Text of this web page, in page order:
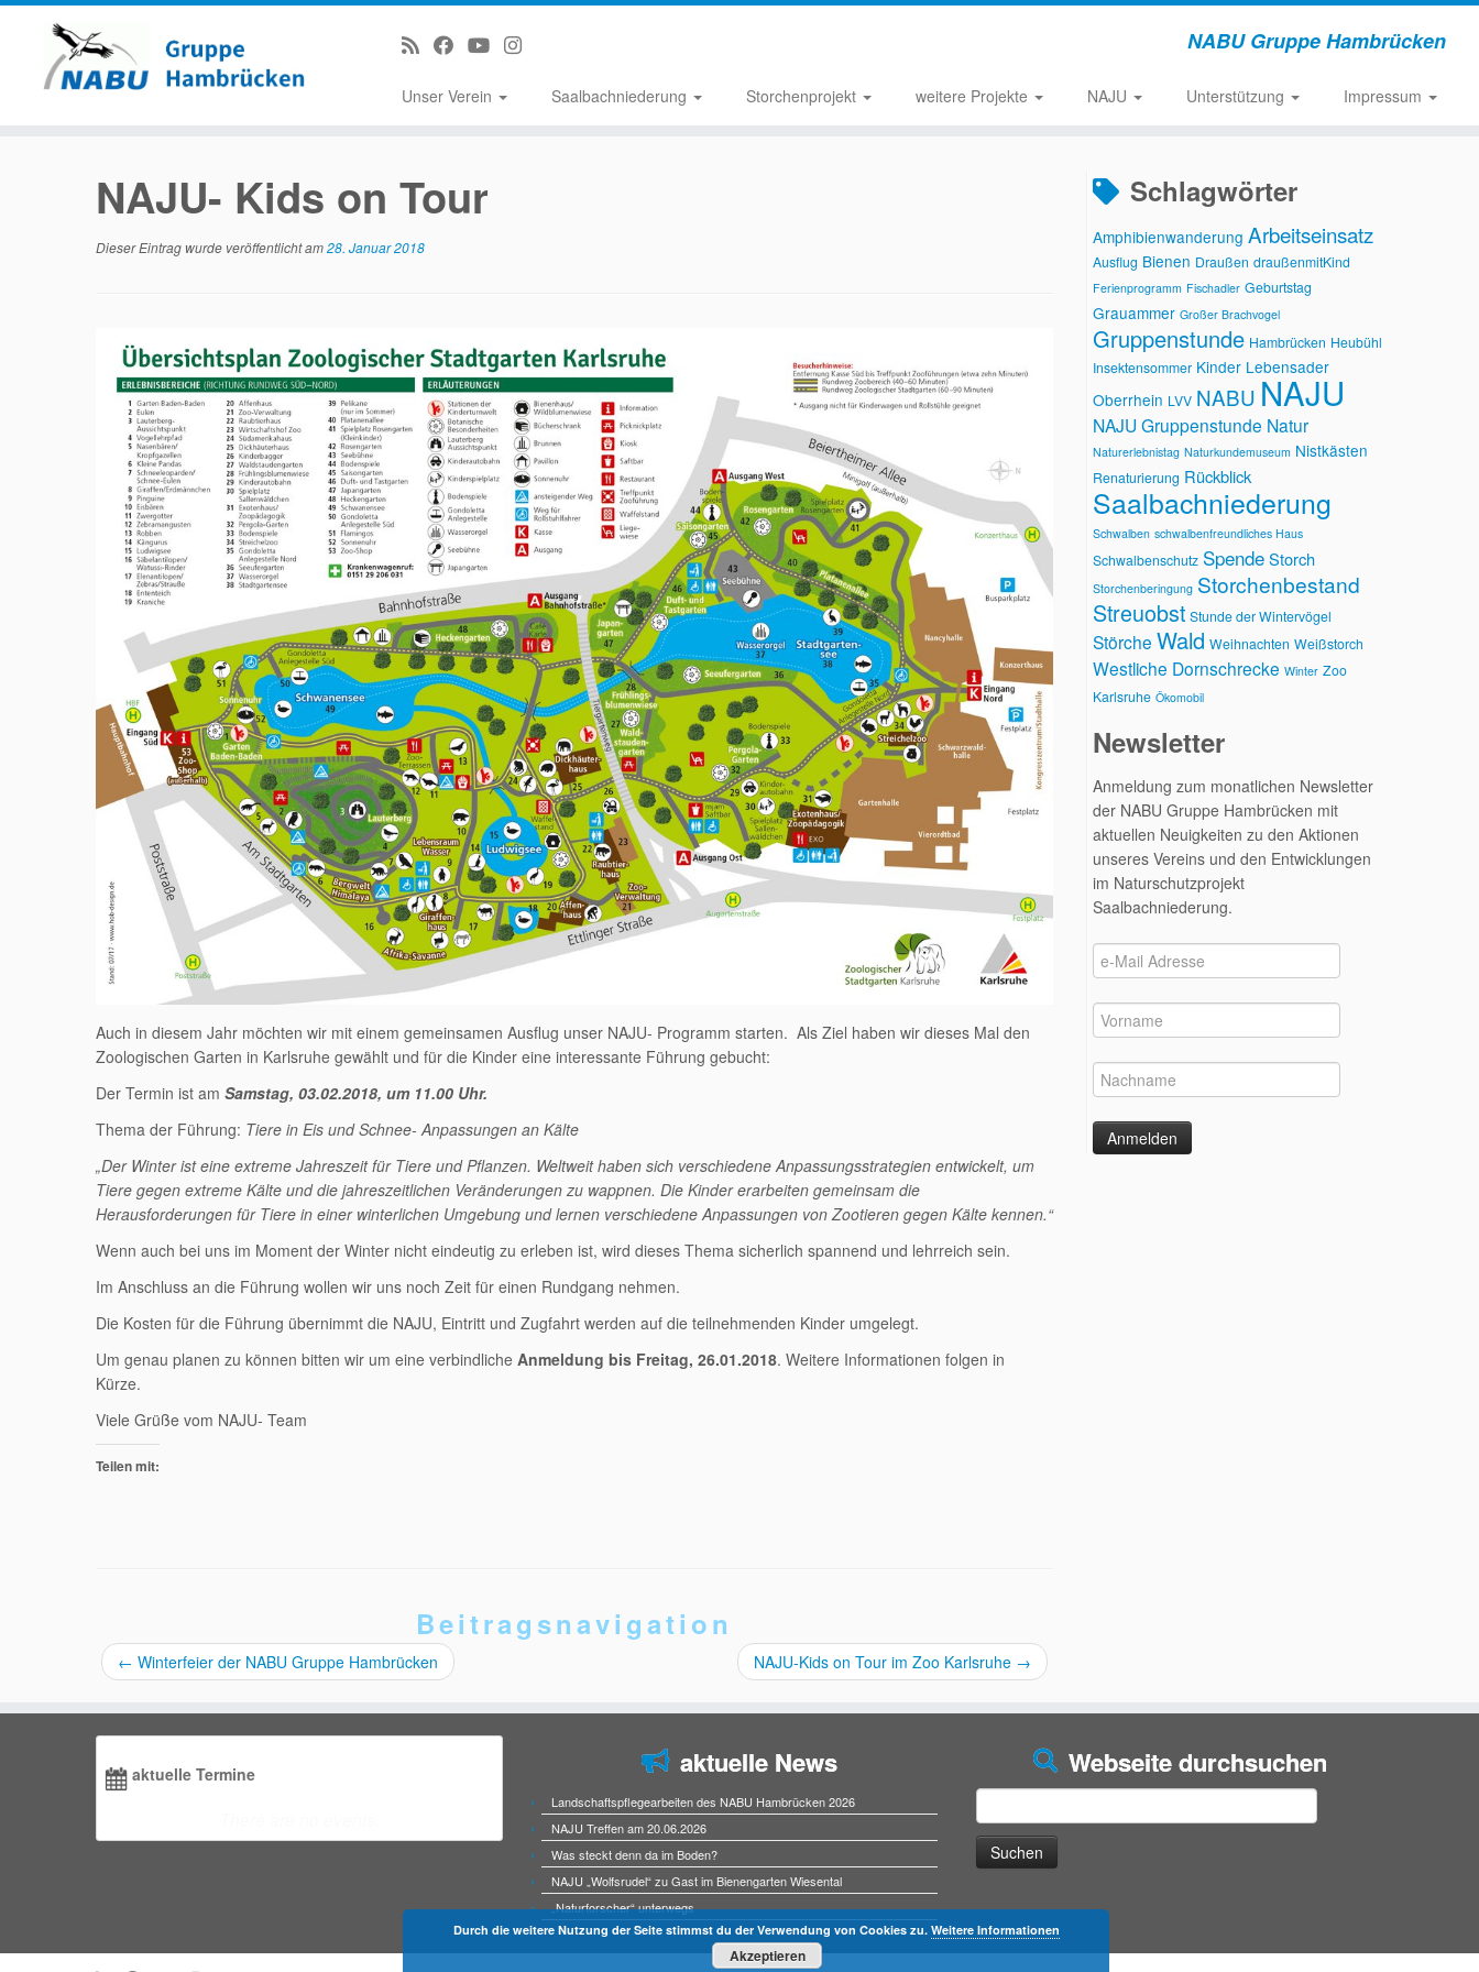
NABU Gruppe Hambrücken
Unser Verein Saalbachniederung Storchenprojekt weitere Projekte NAJU Unterstützung Impressum
NAJU- Kids on Tour
Dieser Eintrag wurde veröffentlicht am28. Januar 2018
Auch in diesem Jahr möchten wir mit einem gemeinsamen Ausflug unser NAJU- Programm starten. Als Ziel haben wir dieses Mal den
Zoologischen Garten in Karlsruhe gewählt und für die Kinder eine interessante Führung gebucht:
Der Termin ist am Samstag, 03.02.2018, um 11.00 Uhr.
Thema der Führung: Tiere in Eis und Schnee- Anpassungen an Kälte
„Der Winter ist eine extreme Jahreszeit für Tiere und Pflanzen. Weltweit haben sich verschiedene Anpassungsstrategien entwickelt, um
Tiere gegen extreme Kälte und die jahreszeitlichen Veränderungen zu wappnen. Die Kinder erarbeiten gemeinsam die
Herausforderungen für Tiere in einer winterlichen Umgebung und lernen verschiedene Anpassungen von Zootieren gegen Kälte kennen.“
Wenn auch bei uns im Moment der Winter nicht eindeutig zu erleben ist, wird dieses Thema sicherlich spannend und lehrreich sein.
Im Anschluss an die Führung wollen wir uns noch Zeit für einen Rundgang nehmen.
Die Kosten für die Führung übernimmt die NAJU, Eintritt und Zugfahrt werden auf die teilnehmenden Kinder umgelegt.
Um genau planen zu können bitten wir um eine verbindliche Anmeldung bis Freitag, 26.01.2018. Weitere Informationen folgen in
Kürze.
Viele Grüße vom NAJU- Team
Teilen mit:
Beitragsnavigation
← Winterfeier der NABU Gruppe Hambrücken NAJU-Kids on Tour im Zoo Karlsruhe →
Schlagwörter
Amphibienwanderung Arbeitseinsatz
Ausflug Bienen Draußen draußenmitKind
Ferienprogramm Fischadler Geburtstag
Grauammer Großer Brachvogel
Gruppenstunde Hambrücken Heubühl
Insektensommer Kinder Lebensader
Oberrhein LVV NABU NAJU
NAJU Gruppenstunde Natur
Naturerlebnistag Naturkundemuseum Nistkästen
Renaturierung Rückblick
Saalbachniederung
Schwalben schwalbenfreundliches Haus
Schwalbenschutz SpendeStorch
Storchenberingung Storchenbestand
Streuobst Stunde der Wintervögel
Störche Wald Weihnachten Weißstorch
Westliche Dornschrecke Winter Zoo
Karlsruhe Ökomobil
Newsletter
Anmeldung zum monatlichen Newsletter
der NABU Gruppe Hambrücken mit
aktuellen Neuigkeiten zu den Aktionen
unseres Vereins und den Entwicklungen
im Naturschutzprojekt
Saalbachniederung.
aktuelle Termine aktuelle News
Landschaftspflegearbeiten des NABU Hambrücken 2026
NAJU Treffen am 20.06.2026
Was steckt denn da im Boden?
NAJU „Wolfsrudel“ zu Gast im Bienengarten Wiesental
„Naturforscher“ unterwegs
Webseite durchsuchen
Suchen
nach:
Durch die weitere Nutzung der Seite stimmst du der Verwendung von Cookies zu. Weitere Informationen
Akzeptieren